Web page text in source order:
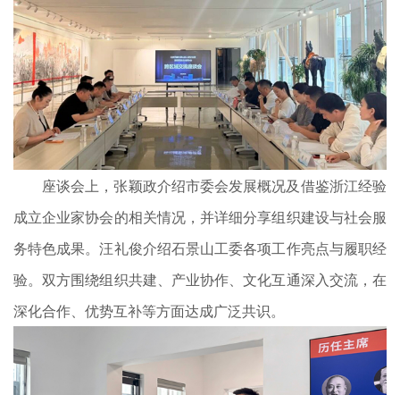
座谈会上，张颖政介绍市委会发展概况及借鉴浙江经验
成立企业家协会的相关情况，并详细分享组织建设与社会服
务特色成果。汪礼俊介绍石景山工委各项工作亮点与履职经
验。双方围绕组织共建、产业协作、文化互通深入交流，在
深化合作、优势互补等方面达成广泛共识。